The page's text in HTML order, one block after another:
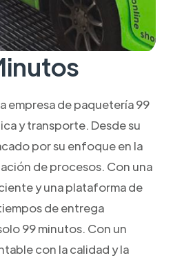
empresa de paquetería 99
y transporte. Desde su
por su enfoque en la
de procesos. Con una
y una plataforma de
de entrega
99 minutos. Con un
con la calidad y la